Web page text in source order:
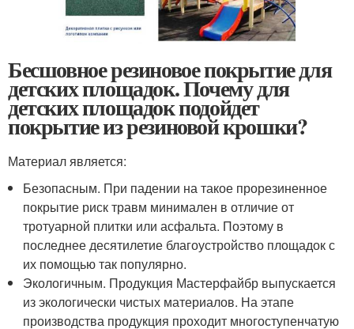
Бесшовное резиновое покрытие для
детских площадок. Почему для
детских площадок подойдет
покрытие из резиновой крошки?
Материал является:
Безопасным. При падении на такое прорезиненное
покрытие риск травм минимален в отличие от
тротуарной плитки или асфальта. Поэтому в
последнее десятилетие благоустройство площадок с
их помощью так популярно.
Экологичным. Продукция Мастерфайбр выпускается
из экологически чистых материалов. На этапе
производства продукция проходит многоступенчатую